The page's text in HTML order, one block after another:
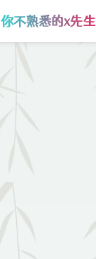
你不熟悉的x先生